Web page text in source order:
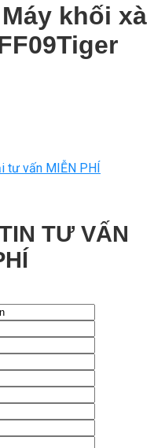
khối xà
tư vấn MIỄN PHÍ
TƯ VẤN